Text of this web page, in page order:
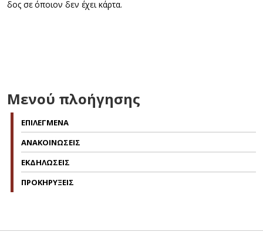
δος σε όποιον δεν έχει κάρτα.
Μενού πλοήγησης
ΕΠΙΛΕΓΜΕΝΑ
ΑΝΑΚΟΙΝΩΣΕΙΣ
ΕΚΔΗΛΩΣΕΙΣ
ΠΡΟΚΗΡΥΞΕΙΣ